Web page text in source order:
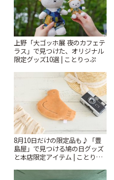
上野「大ゴッホ展 夜のカフェテ
ラス」で見つけた、オリジナル
限定グッズ10選 | ことりっぷ
8月10日だけの限定品も♪「豊
島屋」で見つける鳩の日グッズ
と本店限定アイテム | ことりっ